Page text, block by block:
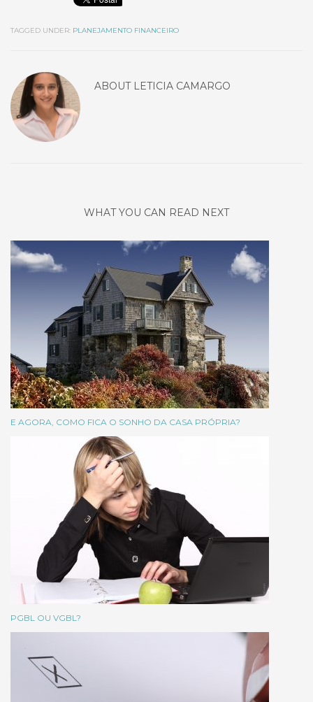
TAGGED UNDER: PLANEJAMENTO FINANCEIRO
ABOUT LETICIA CAMARGO
WHAT YOU CAN READ NEXT
E AGORA, COMO FICA O SONHO DA CASA PRÓPRIA?
PGBL OU VGBL?